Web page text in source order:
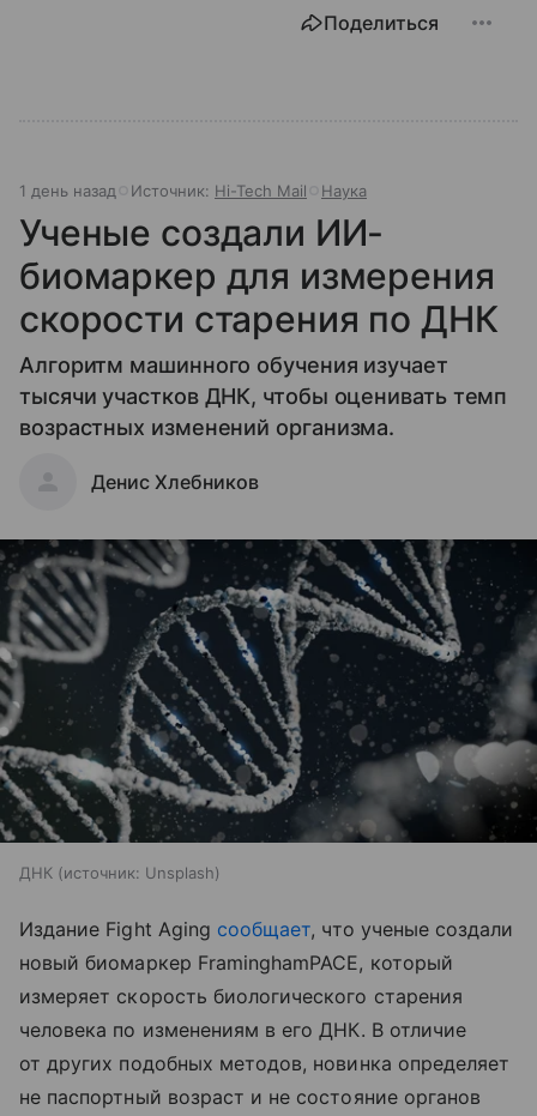
Поделиться
1 день назад Источник: Hi-Tech Mail Наука
Ученые создали ИИ-
биомаркер для измерения
скорости старения по ДНК
Алгоритм машинного обучения изучает
тысячи участков ДНК, чтобы оценивать темп
возрастных изменений организма.
Денис Хлебников
ДНК источник: Unsplash
Издание Fight Aging сообщает, что ученые создали
новый биомаркер FraminghamPACE, который
измеряет скорость биологического старения
человека по изменениям в его ДНК. В отличие
от других подобных методов, новинка определяет
не паспортный возраст и не состояние органов